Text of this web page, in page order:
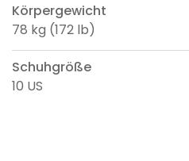
Körpergewicht
78 kg (172 lb)
Schuhgröße
10 US